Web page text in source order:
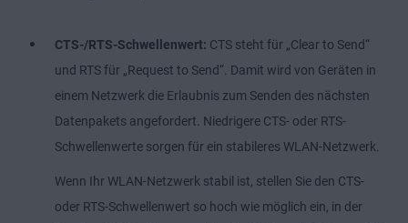
CTS-/RTS-Schwellenwert: CTS steht für „Clear to Send“
und RTS für „Request to Send“. Damit wird von Geräten in
einem Netzwerk die Erlaubnis zum Senden des nächsten
Datenpakets angefordert. Niedrigere CTS- oder RTS-
Schwellenwerte sorgen für ein stabileres WLAN-Netzwerk.
Wenn Ihr WLAN-Netzwerk stabil ist, stellen Sie den CTS-
oder RTS-Schwellenwert so hoch wie möglich ein, in der